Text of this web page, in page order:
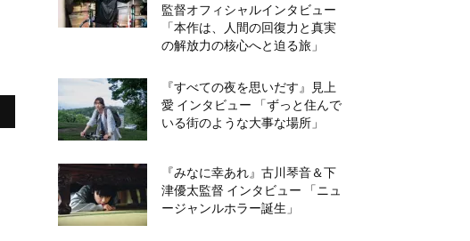
監督オフィシャルインタビュー
「本作は、人間の回復力と真実
の解放力の核心へと迫る旅」
『すべての夜を思いだす』見上
愛 インタビュー 「ずっと住んで
いる街のような大事な場所」
『みなに幸あれ』古川琴音＆下
津優太監督 インタビュー 「ニュ
ージャンルホラー誕生」